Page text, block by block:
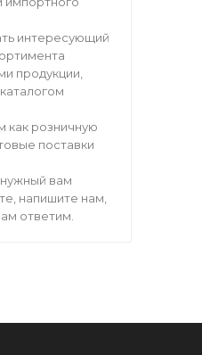
интересующий
продукции,
розничную
поставки
вам
напишите нам,
ответим.